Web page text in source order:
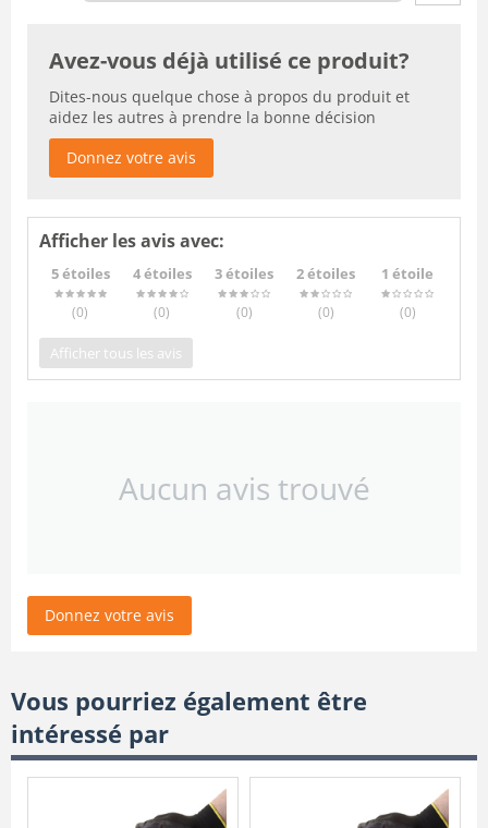
Avez-vous déjà utilisé ce produit?
Dites-nous quelque chose à propos du produit et
aidez les autres à prendre la bonne décision
Donnez votre avis
Afficher les avis avec:
5 étoiles
(0)
4 étoiles
(0)
3 étoiles
(0)
2 étoiles
(0)
1 étoile
(0)
Afficher tous les avis
Aucun avis trouvé
Donnez votre avis
Vous pourriez également être
intéressé par